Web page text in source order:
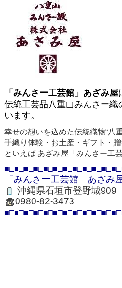
「みんさー工芸館」あざみ屋
伝統工芸品八重山みんさー
います。
幸せの想いを込めた伝統織物“八
手織り体験・お土産・ギフト・
といえば あざみ屋「みんさー工
「みんさー工芸館」あざみ
沖縄県石垣市登野城909
0980-82-3473